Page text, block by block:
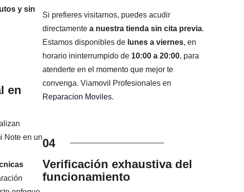
y sin
en
Note en un
Si prefieres visitarnos, puedes acudir
directamentea nuestra tienda sin cita previa.
Estamos disponibles de lunes a viernes, en
horario ininterrumpido de 10:00 a 20:00, para
atenderte en el momento que mejor te
convenga. Viamovil Profesionales en
Reparacion Moviles.
04
Verificación exhaustiva del
funcionamiento